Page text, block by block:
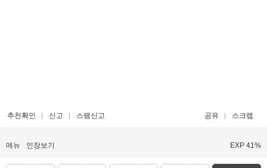
추천확인 신고 스팸신고 공유 스크랩
메뉴 인장보기 EXP 41%